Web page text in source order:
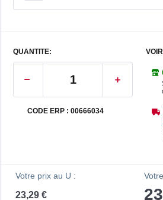
QUANTITE:
CODE ERP : 00666034
Votre prix au U :
23,29 €